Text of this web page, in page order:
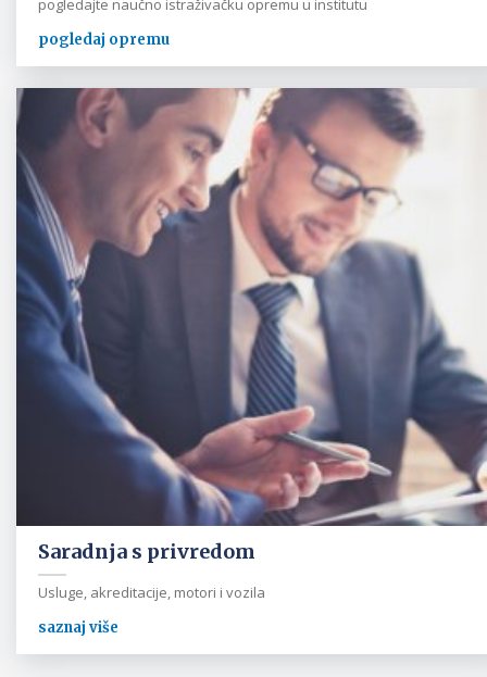
pogledajte naučno istraživačku opremu u institutu
pogledaj opremu
Saradnja s privredom
Usluge, akreditacije, motori i vozila
saznaj više